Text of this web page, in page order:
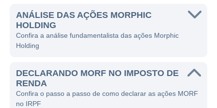
relevantes, permitindo assim um tratamento
mais eficaz e com menos efeitos colaterais
em comparação a terapias tradicionais.
principalmente na descoberta e
desenvolvimento de pequenos moléculas
que atuam sobre proteínas que envolvem o
ANÁLISE DAS AÇÕES MORPHIC
HOLDING
Confira a análise fundamentalista das ações Morphic
Holding
DECLARANDO MORF NO IMPOSTO DE
RENDA
Confira o passo a passo de como declarar as ações MORF
no IRPF